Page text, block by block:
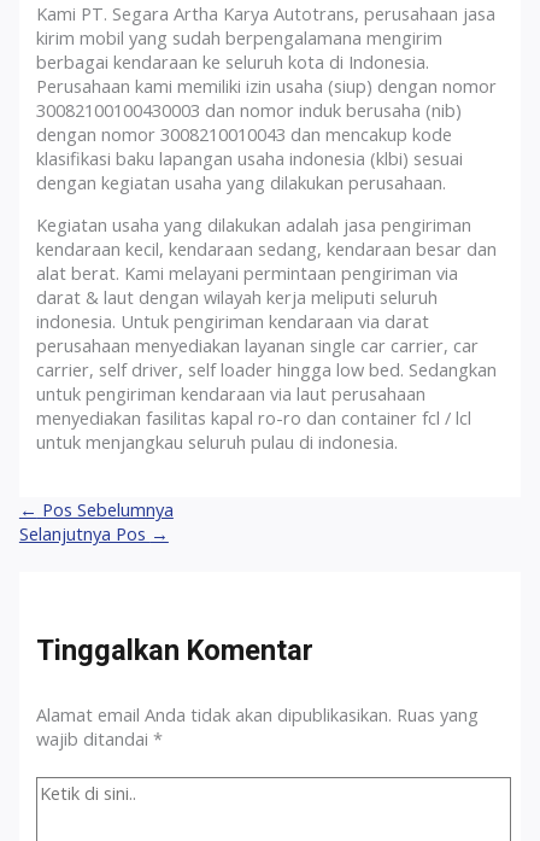
Kami PT. Segara Artha Karya Autotrans, perusahaan jasa
kirim mobil yang sudah berpengalamana mengirim
berbagai kendaraan ke seluruh kota di Indonesia.
Perusahaan kami memiliki izin usaha (siup) dengan nomor
30082100100430003 dan nomor induk berusaha (nib)
dengan nomor 3008210010043 dan mencakup kode
klasifikasi baku lapangan usaha indonesia (klbi) sesuai
dengan kegiatan usaha yang dilakukan perusahaan.
Kegiatan usaha yang dilakukan adalah jasa pengiriman
kendaraan kecil, kendaraan sedang, kendaraan besar dan
alat berat. Kami melayani permintaan pengiriman via
darat & laut dengan wilayah kerja meliputi seluruh
indonesia. Untuk pengiriman kendaraan via darat
perusahaan menyediakan layanan single car carrier, car
carrier, self driver, self loader hingga low bed. Sedangkan
untuk pengiriman kendaraan via laut perusahaan
menyediakan fasilitas kapal ro-ro dan container fcl / lcl
untuk menjangkau seluruh pulau di indonesia.
Navigasi
pos
← Pos Sebelumnya
Selanjutnya Pos →
Tinggalkan Komentar
Alamat email Anda tidak akan dipublikasikan. Ruas yang
wajib ditandai*
Ketik